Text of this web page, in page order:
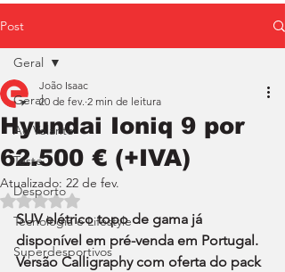
Post
Geral
Ao Volante
Teste
Desporto
Tecnologia e Lifestyle
Superdesportivos
Geral
Hyundai Ioniq 9 por
62.500 € (+IVA)
João Isaac
20 de fev. 2 min de leitura
Atualizado: 22 de fev.
Avaliado com NaN de 5 estrelas.
SUV elétrico topo de gama já
disponível em pré-venda em Portugal.
Versão Calligraphy com oferta do pack